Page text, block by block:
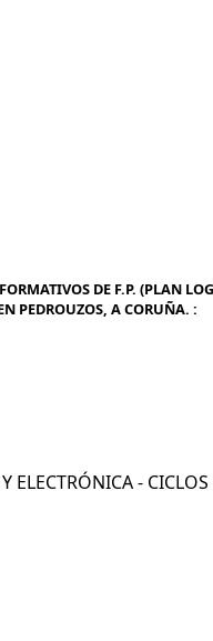
DE F.P. (PLAN
PEDROUZOS, A CORUÑA. :
- CICLOS